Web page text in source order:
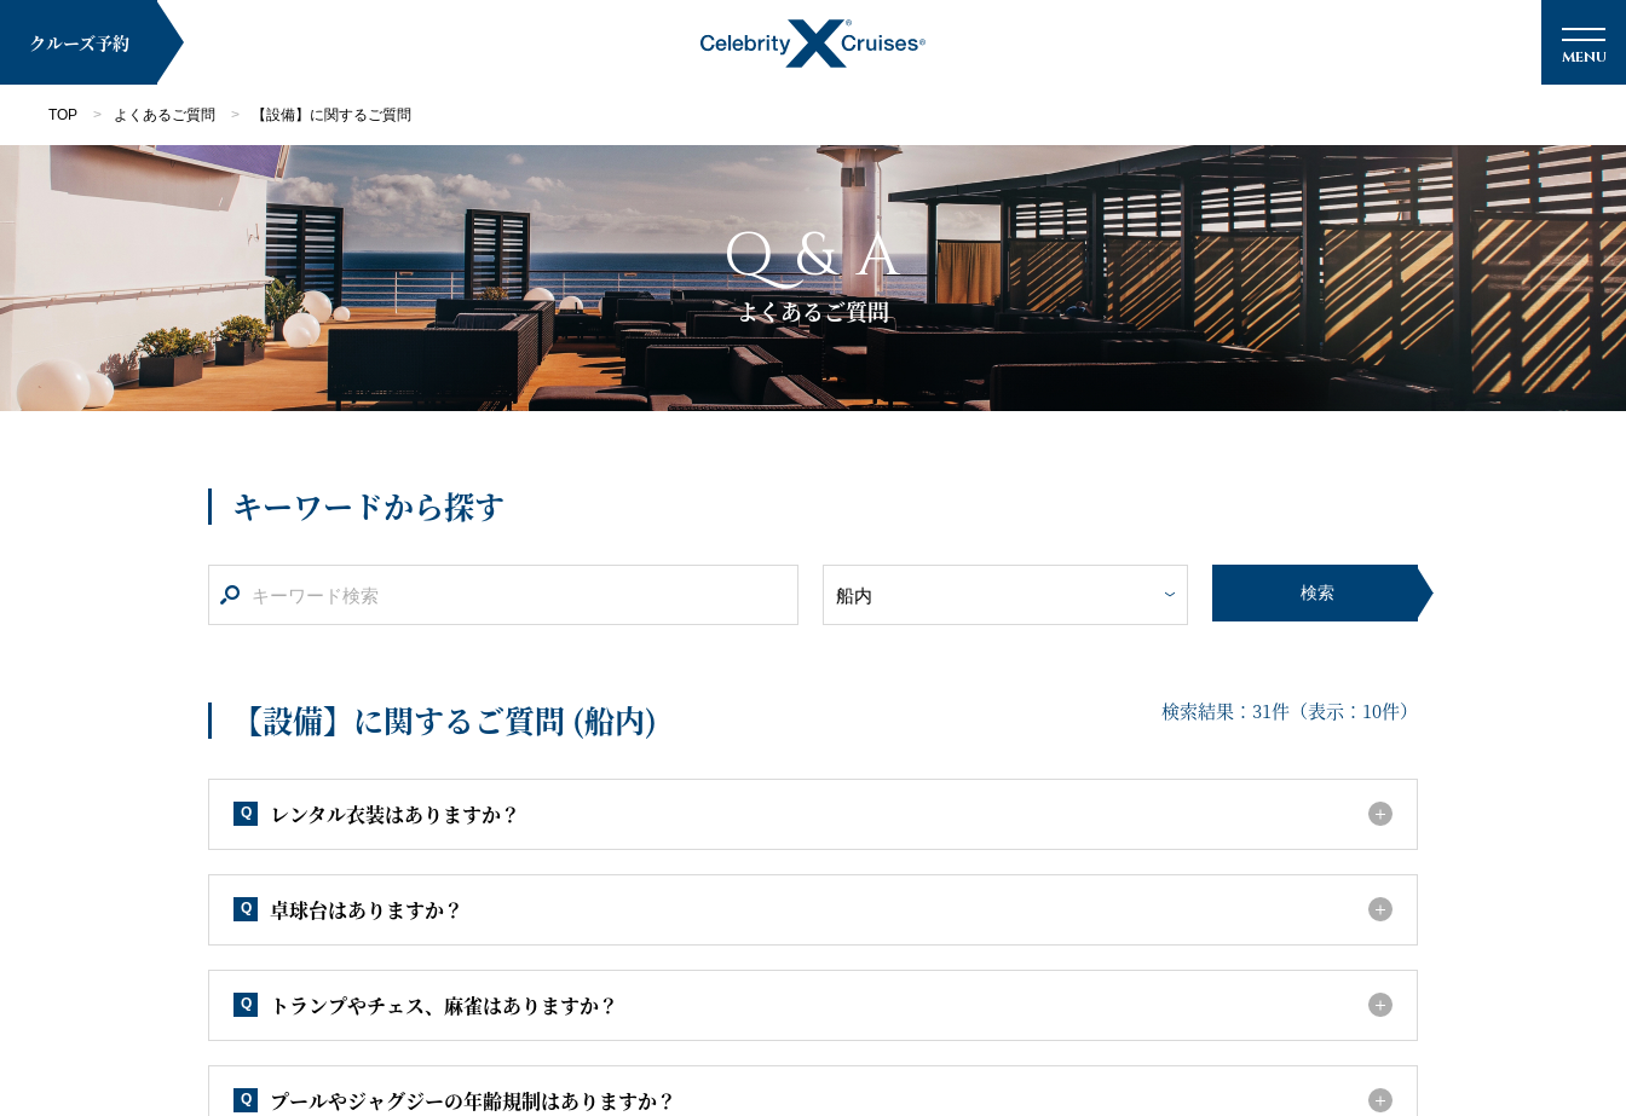
マイページ トピックス メルマガ登録
船内へようこそ 客船のご案内 寄港地ガイド
よくあるご質問 セレブリティクルーズの世界
クルーズ予約
TOP よくあるご質問 【設備】に関するご質問
Q & A
よくあるご質問
キーワードから探す
検索
【設備】に関するご質問 (船内) 検索結果： 31件（表示： 10件）
Q レンタル衣装はありますか？
Q 卓球台はありますか？
Q トランプやチェス、麻雀はありますか？
Q プールやジャグジーの年齢規制はありますか？